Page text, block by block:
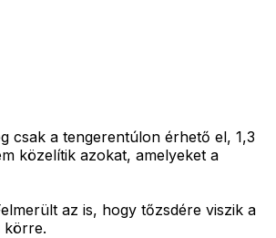
csak a tengerentúlon érhető el, 1,3
közelítik azokat, amelyeket a
az is, hogy tőzsdére viszik a
körre.